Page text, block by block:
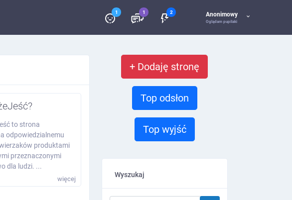
1 1 2 Anonimowy
Oglądam pupilaki
to strona
odpowiedzialnemu
produktami
przeznaczonymi
dla ludzi. ...
więcej
+ Dodaję stronę
Top odsłon
Top wyjść
Wyszukaj